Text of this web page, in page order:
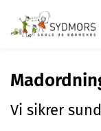
Vi sikrer